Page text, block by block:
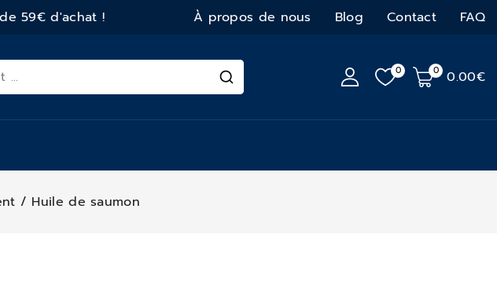
59€ d'achat ! À propos de nous Blog Contact FAQ
0 0 0.00€
/ Huile de saumon